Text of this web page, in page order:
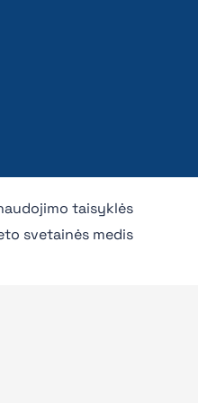
taisyklės
svetainės medis